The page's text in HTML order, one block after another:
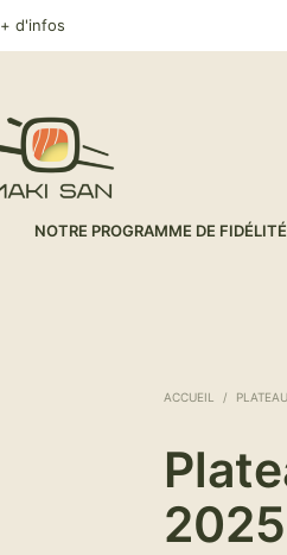
+ d'infos
NOTRE PROGRAMME DE FIDÉLITÉ
ACCUEIL /